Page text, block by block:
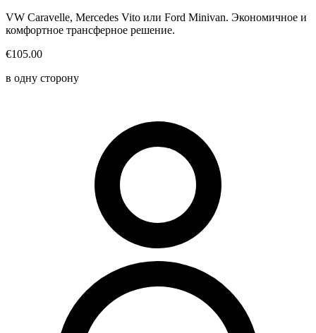
VW Caravelle, Mercedes Vito или Ford Minivan. Экономичное и
комфортное трансферное решение.
€105.00
в одну сторону